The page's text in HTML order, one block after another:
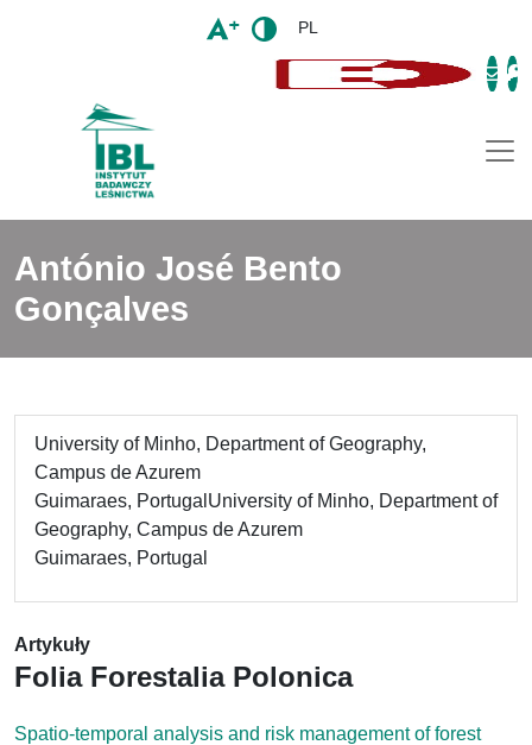
PL
António José Bento
Gonçalves
University of Minho, Department of Geography,
Campus de Azurem
Guimaraes, PortugalUniversity of Minho, Department of
Geography, Campus de Azurem
Guimaraes, Portugal
Artykuły
Folia Forestalia Polonica
Spatio-temporal analysis and risk management of forest